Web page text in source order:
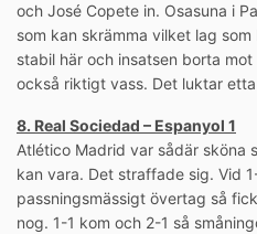
och José Copete in. Osasuna i
som kan skrämma vilket lag
stabil här och insatsen borta
också riktigt vass. Det luktar
8. Real Sociedad – Espanyol 1
Atlético Madrid var sådär sköna
kan vara. Det straffade sig. Vid
passningsmässigt övertag så
nog. 1-1 kom och 2-1 så